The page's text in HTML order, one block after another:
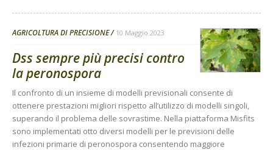
AGRICOLTURA DI PRECISIONE 10 Maggio 2023
Dss sempre più precisi contro
la peronospora
Il confronto di un insieme di modelli previsionali consente di
ottenere prestazioni migliori rispetto all’utilizzo di modelli singoli,
superando il problema delle sovrastime. Nella piattaforma Misfits
sono implementati otto diversi modelli per le previsioni delle
infezioni primarie di peronospora consentendo maggiore